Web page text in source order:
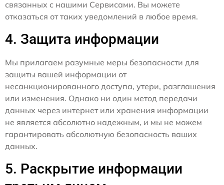
связанных с нашими Сервисами. Вы можете
отказаться от таких уведомлений в любое время.
4. Защита информации
Мы прилагаем разумные меры безопасности для
защиты вашей информации от
несанкционированного доступа, утери, разглашения
или изменения. Однако ни один метод передачи
данных через интернет или хранения информации
не является абсолютно надежным, и мы не можем
гарантировать абсолютную безопасность ваших
данных.
5. Раскрытие информации